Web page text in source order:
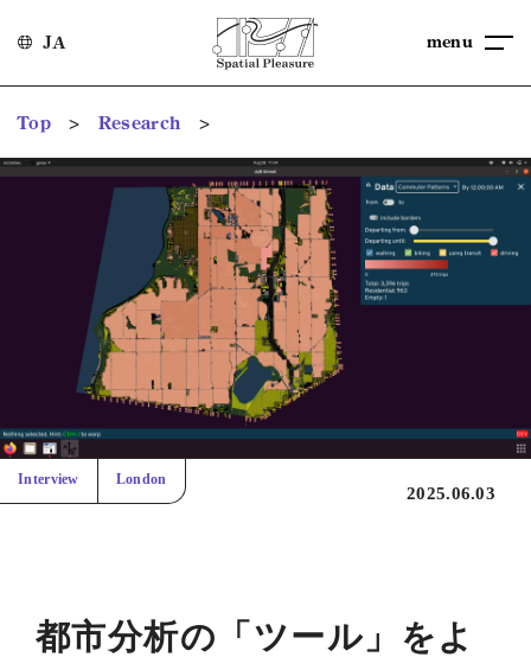
JA menu
Top > Research >
Interview London
2025.06.03
都市分析の「ツール」をよ